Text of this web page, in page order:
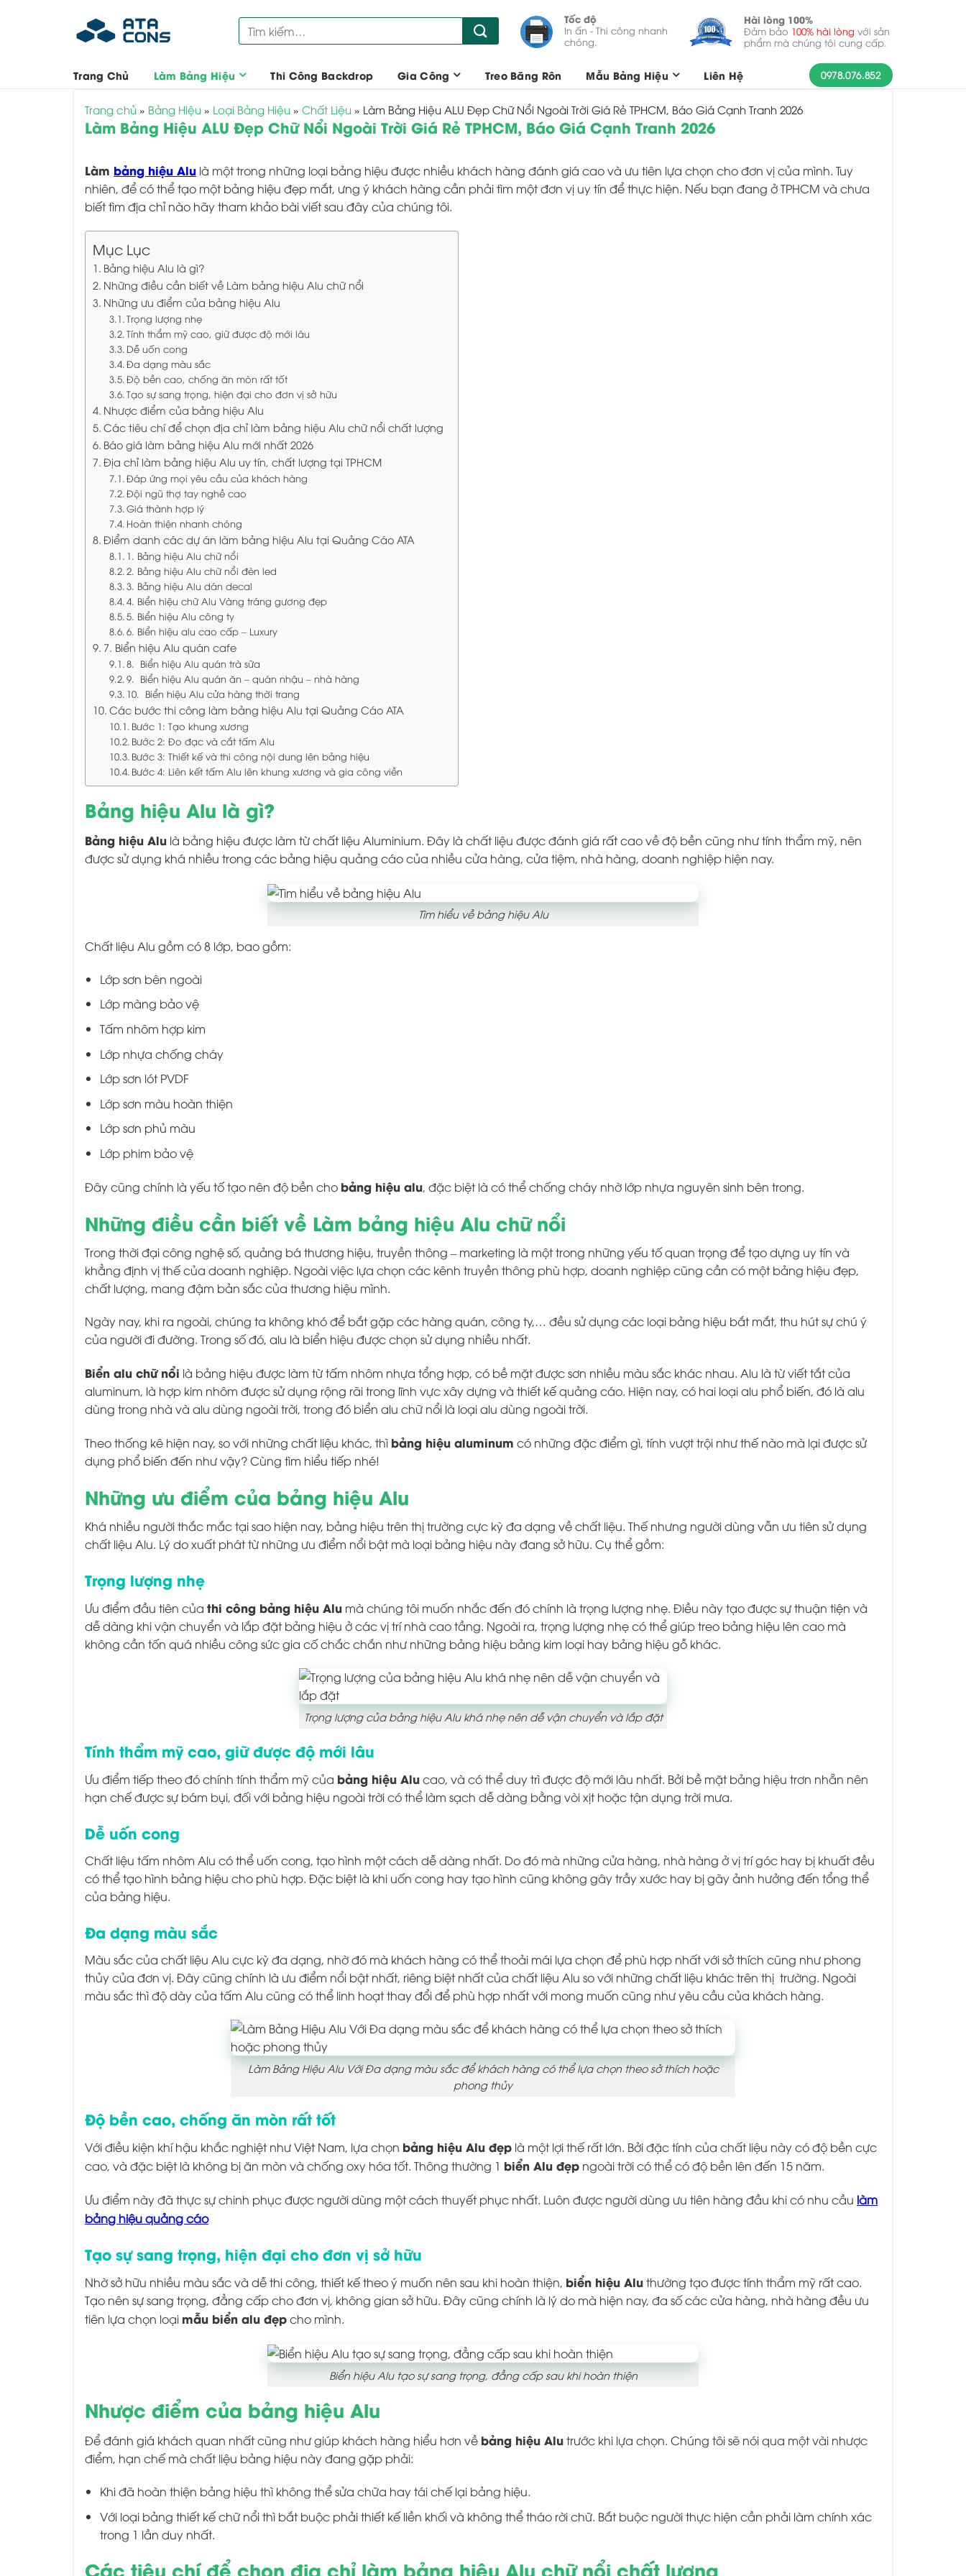
Tìm
kiếm:
Tốc độ
In ấn - Thi công nhanh
chóng.
Hài lòng 100%
Đảm bảo 100% hài lòng với sản
phẩm mà chúng tôi cung cấp.
Trang Chủ Làm Bảng Hiệu Thi Công Backdrop Gia Công Treo Băng Rôn Mẫu Bảng Hiệu Liên Hệ 0978.076.852
Trang chủ » Bảng Hiệu » Loại Bảng Hiệu » Chất Liệu » Làm Bảng Hiệu ALU Đẹp Chữ Nổi Ngoài Trời Giá Rẻ TPHCM, Báo Giá Cạnh Tranh 2026
Làm Bảng Hiệu ALU Đẹp Chữ Nổi Ngoài Trời Giá Rẻ TPHCM, Báo Giá Cạnh Tranh 2026
Làm bảng hiệu Alu là một trong những loại bảng hiệu được nhiều khách hàng đánh giá cao và ưu tiên lựa chọn cho đơn vị của mình. Tuy
nhiên, để có thể tạo một bảng hiệu đẹp mắt, ưng ý khách hàng cần phải tìm một đơn vị uy tín để thực hiện. Nếu bạn đang ở TPHCM và chưa
biết tìm địa chỉ nào hãy tham khảo bài viết sau đây của chúng tôi.
Mục Lục
Bảng hiệu Alu là gì?
Những điều cần biết về Làm bảng hiệu Alu chữ nổi
Những ưu điểm của bảng hiệu Alu
Trọng lượng nhẹ
Tính thẩm mỹ cao, giữ được độ mới lâu
Dễ uốn cong
Đa dạng màu sắc
Độ bền cao, chống ăn mòn rất tốt
Tạo sự sang trọng, hiện đại cho đơn vị sở hữu
Nhược điểm của bảng hiệu Alu
Các tiêu chí để chọn địa chỉ làm bảng hiệu Alu chữ nổi chất lượng
Báo giá làm bảng hiệu Alu mới nhất 2026
Địa chỉ làm bảng hiệu Alu uy tín, chất lượng tại TPHCM
Đáp ứng mọi yêu cầu của khách hàng
Đội ngũ thợ tay nghề cao
Giá thành hợp lý
Hoàn thiện nhanh chóng
Điểm danh các dự án làm bảng hiệu Alu tại Quảng Cáo ATA
1. Bảng hiệu Alu chữ nổi
2. Bảng hiệu Alu chữ nổi đèn led
3. Bảng hiệu Alu dán decal
4. Biển hiệu chữ Alu Vàng tráng gương đẹp
5. Biển hiệu Alu công ty
6. Biển hiệu alu cao cấp – Luxury
7. Biển hiệu Alu quán cafe
8. Biển hiệu Alu quán trà sữa
9. Biển hiệu Alu quán ăn – quán nhậu – nhà hàng
10. Biển hiệu Alu cửa hàng thời trang
Các bước thi công làm bảng hiệu Alu tại Quảng Cáo ATA
Bước 1: Tạo khung xương
Bước 2: Đo đạc và cắt tấm Alu
Bước 3: Thiết kế và thi công nội dung lên bảng hiệu
Bước 4: Liên kết tấm Alu lên khung xương và gia công viền
Bảng hiệu Alu là gì?
Bảng hiệu Alu là bảng hiệu được làm từ chất liệu Aluminium. Đây là chất liệu được đánh giá rất cao về độ bền cũng như tính thẩm mỹ, nên
được sử dụng khá nhiều trong các bảng hiệu quảng cáo của nhiều cửa hàng, cửa tiệm, nhà hàng, doanh nghiệp hiện nay.
Tìm hiểu về bảng hiệu Alu
Chất liệu Alu gồm có 8 lớp, bao gồm:
Lớp sơn bên ngoài
Lớp màng bảo vệ
Tấm nhôm hợp kim
Lớp nhựa chống cháy
Lớp sơn lót PVDF
Lớp sơn màu hoàn thiện
Lớp sơn phủ màu
Lớp phim bảo vệ
Đây cũng chính là yếu tố tạo nên độ bền cho bảng hiệu alu, đặc biệt là có thể chống cháy nhờ lớp nhựa nguyên sinh bên trong.
Những điều cần biết về Làm bảng hiệu Alu chữ nổi
Trong thời đại công nghệ số, quảng bá thương hiệu, truyền thông – marketing là một trong những yếu tố quan trọng để tạo dựng uy tín và
khẳng định vị thế của doanh nghiệp. Ngoài việc lựa chọn các kênh truyền thông phù hợp, doanh nghiệp cũng cần có một bảng hiệu đẹp,
chất lượng, mang đậm bản sắc của thương hiệu mình.
Ngày nay, khi ra ngoài, chúng ta không khó để bắt gặp các hàng quán, công ty,… đều sử dụng các loại bảng hiệu bắt mắt, thu hút sự chú ý
của người đi đường. Trong số đó, alu là biển hiệu được chọn sử dụng nhiều nhất.
Biển alu chữ nổi là bảng hiệu được làm từ tấm nhôm nhựa tổng hợp, có bề mặt được sơn nhiều màu sắc khác nhau. Alu là từ viết tắt của
aluminum, là hợp kim nhôm được sử dụng rộng rãi trong lĩnh vực xây dựng và thiết kế quảng cáo. Hiện nay, có hai loại alu phổ biến, đó là alu
dùng trong nhà và alu dùng ngoài trời, trong đó biển alu chữ nổi là loại alu dùng ngoài trời.
Theo thống kê hiện nay, so với những chất liệu khác, thì bảng hiệu aluminum có những đặc điểm gì, tính vượt trội như thế nào mà lại được sử
dụng phổ biến đến như vậy? Cùng tìm hiểu tiếp nhé!
Những ưu điểm của bảng hiệu Alu
Khá nhiều người thắc mắc tại sao hiện nay, bảng hiệu trên thị trường cực kỳ đa dạng về chất liệu. Thế nhưng người dùng vẫn ưu tiên sử dụng
chất liệu Alu. Lý do xuất phát từ những ưu điểm nổi bật mà loại bảng hiệu này đang sở hữu. Cụ thể gồm:
Trọng lượng nhẹ
Ưu điểm đầu tiên của thi công bảng hiệu Alu mà chúng tôi muốn nhắc đến đó chính là trọng lượng nhẹ. Điều này tạo được sự thuận tiện và
dễ dàng khi vận chuyển và lắp đặt bảng hiệu ở các vị trí nhà cao tầng. Ngoài ra, trọng lượng nhẹ có thể giúp treo bảng hiệu lên cao mà
không cần tốn quá nhiều công sức gia cố chắc chắn như những bảng hiệu bảng kim loại hay bảng hiệu gỗ khác.
Trọng lượng của bảng hiệu Alu khá nhẹ nên dễ vận chuyển và lắp đặt
Tính thẩm mỹ cao, giữ được độ mới lâu
Ưu điểm tiếp theo đó chính tính thẩm mỹ của bảng hiệu Alucao, và có thể duy trì được độ mới lâu nhất. Bởi bề mặt bảng hiệu trơn nhẵn nên
hạn chế được sự bám bụi, đối với bảng hiệu ngoài trời có thể làm sạch dễ dàng bằng vòi xịt hoặc tận dụng trời mưa.
Dễ uốn cong
Chất liệu tấm nhôm Alu có thể uốn cong, tạo hình một cách dễ dàng nhất. Do đó mà những cửa hàng, nhà hàng ở vị trí góc hay bị khuất đều
có thể tạo hình bảng hiệu cho phù hợp. Đặc biệt là khi uốn cong hay tạo hình cũng không gây trầy xước hay bị gãy ảnh hưởng đến tổng thể
của bảng hiệu.
Đa dạng màu sắc
Màu sắc của chất liệu Alu cực kỳ đa dạng, nhờ đó mà khách hàng có thể thoải mái lựa chọn để phù hợp nhất với sở thích cũng như phong
thủy của đơn vị. Đây cũng chính là ưu điểm nổi bật nhất, riêng biệt nhất của chất liệu Alu so với những chất liệu khác trên thị trường. Ngoài
màu sắc thì độ dày của tấm Alu cũng có thể linh hoạt thay đổi để phù hợp nhất với mong muốn cũng như yêu cầu của khách hàng.
Làm Bảng Hiệu Alu Với Đa dạng màu sắc để khách hàng có thể lựa chọn theo sở thích hoặc
phong thủy
Độ bền cao, chống ăn mòn rất tốt
Với điều kiện khí hậu khắc nghiệt như Việt Nam, lựa chọn bảng hiệu Alu đẹp là một lợi thế rất lớn. Bởi đặc tính của chất liệu này có độ bền cực
cao, và đặc biệt là không bị ăn mòn và chống oxy hóa tốt. Thông thường 1 biển Alu đẹp ngoài trời có thể có độ bền lên đến 15 năm.
Ưu điểm này đã thực sự chinh phục được người dùng một cách thuyết phục nhất. Luôn được người dùng ưu tiên hàng đầu khi có nhu cầu làm
bảng hiệu quảng cáo
Tạo sự sang trọng, hiện đại cho đơn vị sở hữu
Nhờ sở hữu nhiều màu sắc và dễ thi công, thiết kế theo ý muốn nên sau khi hoàn thiện, biển hiệu Aluthường tạo được tính thẩm mỹ rất cao.
Tạo nên sự sang trọng, đẳng cấp cho đơn vị, không gian sở hữu. Đây cũng chính là lý do mà hiện nay, đa số các cửa hàng, nhà hàng đều ưu
tiên lựa chọn loại mẫu biển alu đẹpcho mình.
Biển hiệu Alu tạo sự sang trọng, đẳng cấp sau khi hoàn thiện
Nhược điểm của bảng hiệu Alu
Để đánh giá khách quan nhất cũng như giúp khách hàng hiểu hơn về bảng hiệu Alutrước khi lựa chọn. Chúng tôi sẽ nói qua một vài nhược
điểm, hạn chế mà chất liệu bảng hiệu này đang gặp phải:
Khi đã hoàn thiện bảng hiệu thì không thể sửa chữa hay tái chế lại bảng hiệu.
Với loại bảng thiết kế chữ nổi thì bắt buộc phải thiết kế liền khối và không thể tháo rời chữ. Bắt buộc người thực hiện cần phải làm chính xác
trong 1 lần duy nhất.
Các tiêu chí để chọn địa chỉ làm bảng hiệu Alu chữ nổi chất lượng